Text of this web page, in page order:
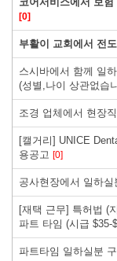
[0]
부활이 교회에서 전
스시바에서 함께 일
(성별,나이 상관없습
조경 업체에서 현장
[캘거리] UNICE
용공고 [0]
공사현장에서 일하
[재택 근무] 특허법 (
파트 타임 (시급 $35-
파트타임 일하실분